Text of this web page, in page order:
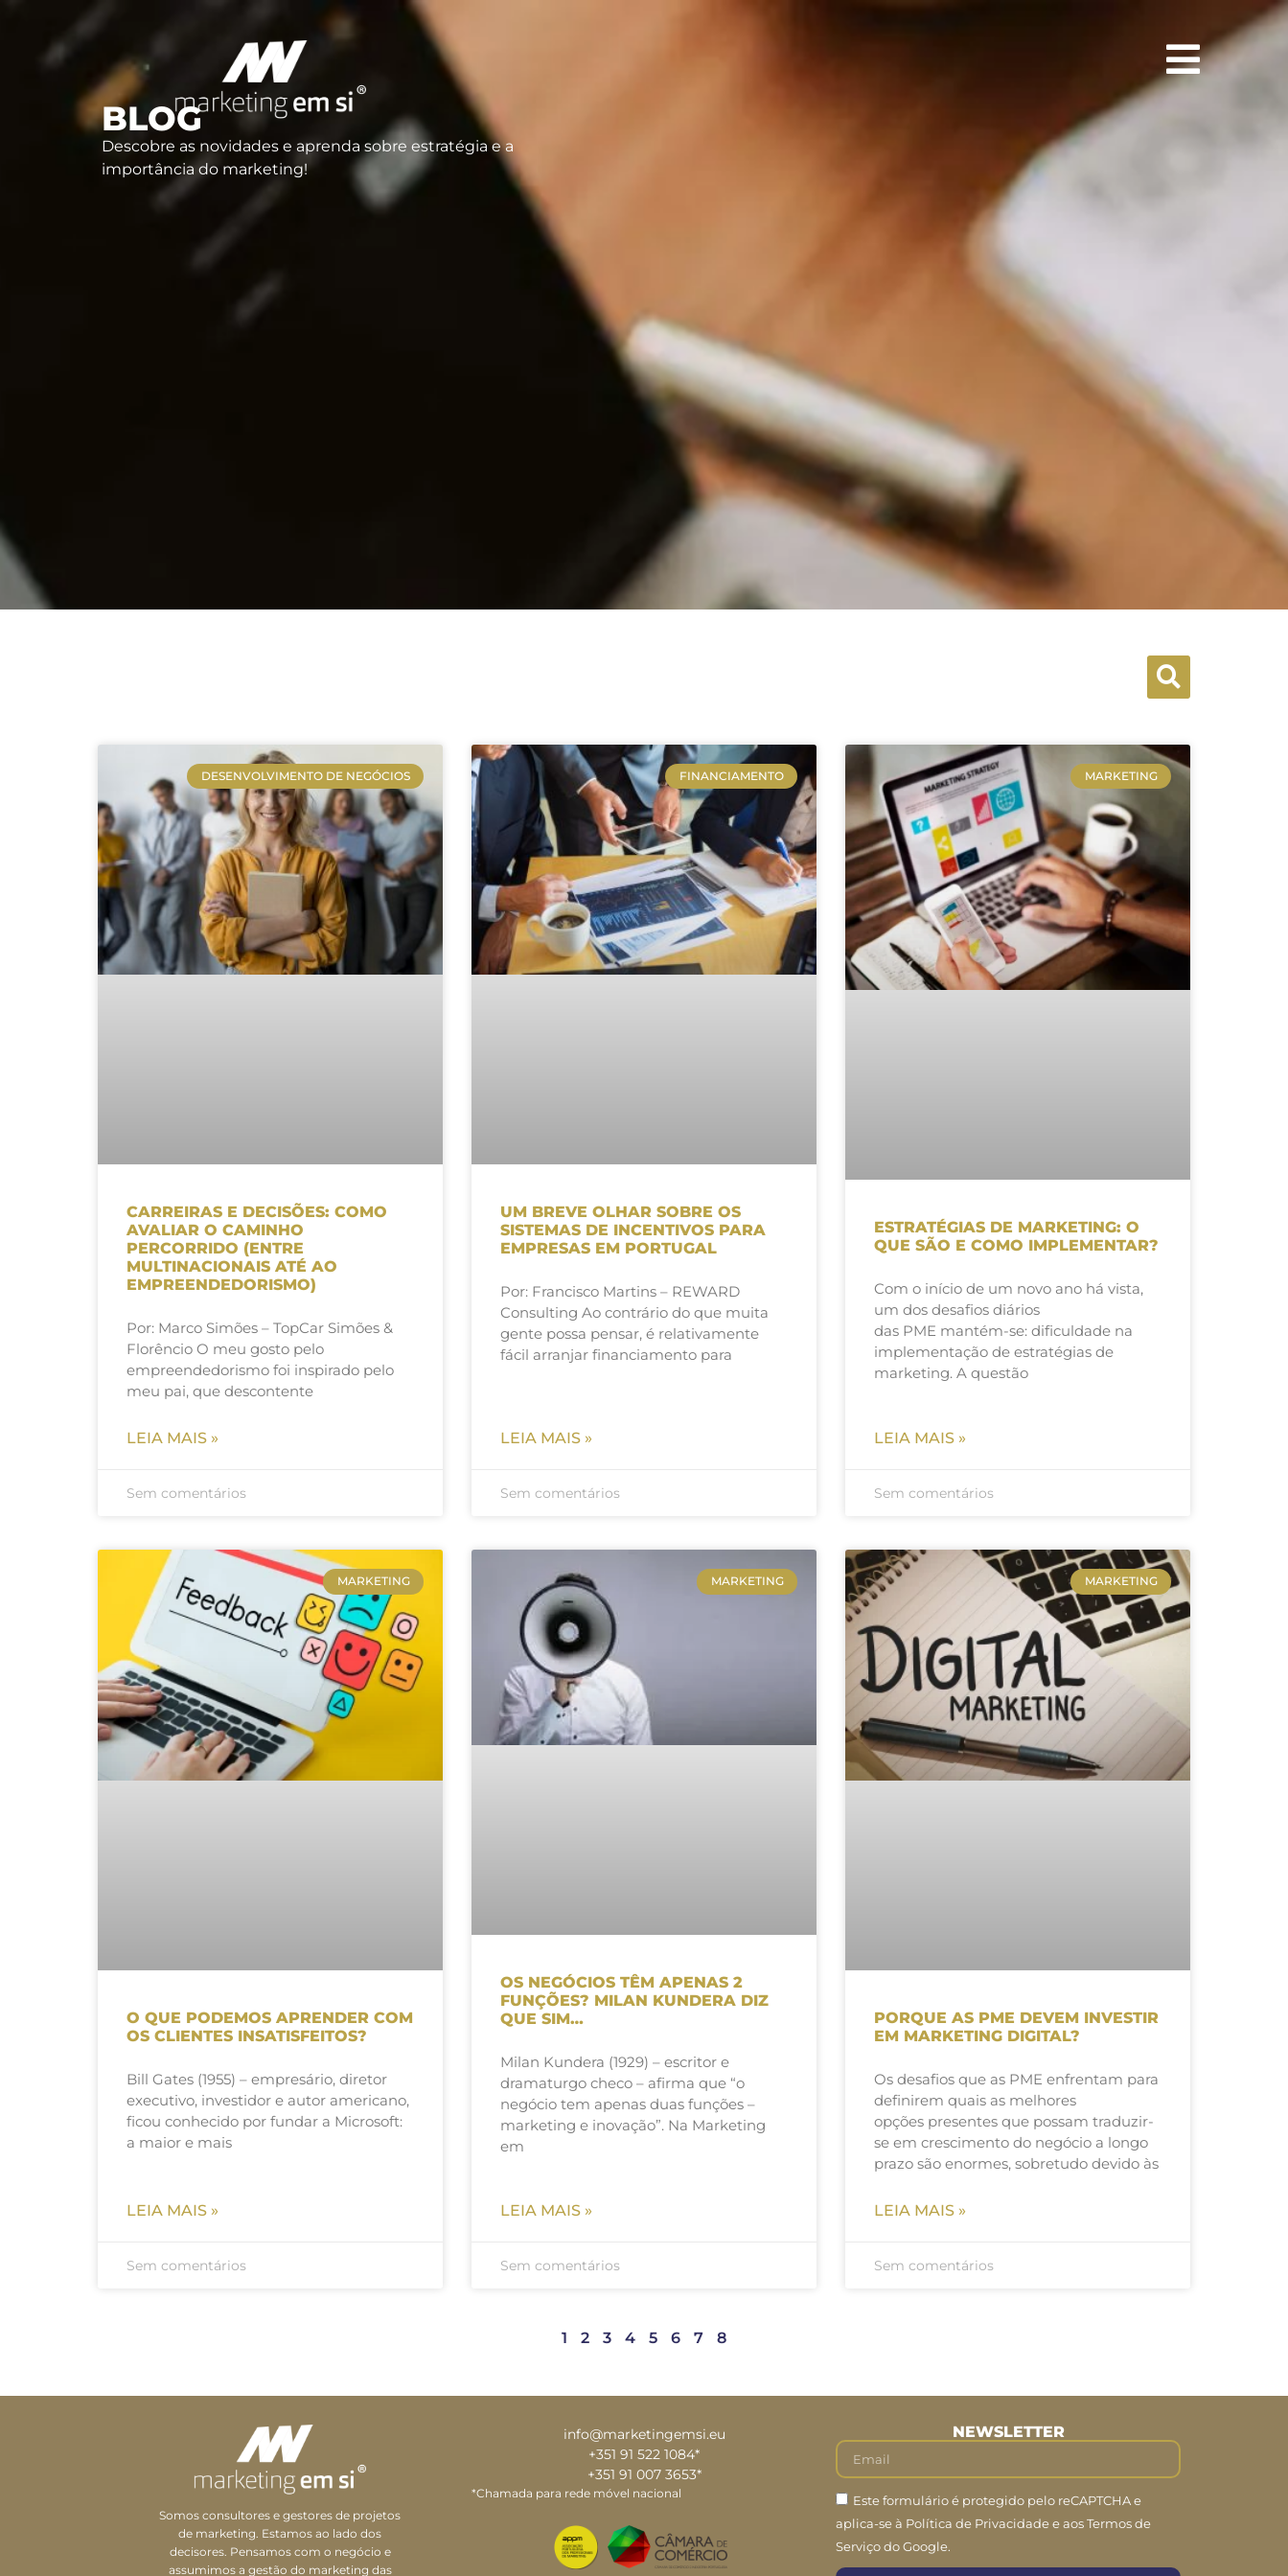
BLOG
Descobre as novidades e aprenda sobre estratégia e a
importância do marketing!
DESENVOLVIMENTO DE NEGÓCIOS
CARREIRAS E DECISÕES: COMO
AVALIAR O CAMINHO
PERCORRIDO (ENTRE
MULTINACIONAIS ATÉ AO
EMPREENDEDORISMO)
Por: Marco Simões – TopCar Simões &
Florêncio O meu gosto pelo
empreendedorismo foi inspirado pelo
meu pai, que descontente
LEIA MAIS »
Sem comentários
FINANCIAMENTO
UM BREVE OLHAR SOBRE OS
SISTEMAS DE INCENTIVOS PARA
EMPRESAS EM PORTUGAL
Por: Francisco Martins – REWARD
Consulting Ao contrário do que muita
gente possa pensar, é relativamente
fácil arranjar financiamento para
LEIA MAIS »
Sem comentários
MARKETING
ESTRATÉGIAS DE MARKETING: O
QUE SÃO E COMO IMPLEMENTAR?
Com o início de um novo ano há vista,
um dos desafios diários
das PME mantém-se: dificuldade na
implementação de estratégias de
marketing. A questão
LEIA MAIS »
Sem comentários
MARKETING
O QUE PODEMOS APRENDER COM
OS CLIENTES INSATISFEITOS?
Bill Gates (1955) – empresário, diretor
executivo, investidor e autor americano,
ficou conhecido por fundar a Microsoft:
a maior e mais
LEIA MAIS »
Sem comentários
MARKETING
OS NEGÓCIOS TÊM APENAS 2
FUNÇÕES? MILAN KUNDERA DIZ
QUE SIM…
Milan Kundera (1929) – escritor e
dramaturgo checo – afirma que “o
negócio tem apenas duas funções –
marketing e inovação”. Na Marketing
em
LEIA MAIS »
Sem comentários
MARKETING
PORQUE AS PME DEVEM INVESTIR
EM MARKETING DIGITAL?
Os desafios que as PME enfrentam para
definirem quais as melhores
opções presentes que possam traduzir-
se em crescimento do negócio a longo
prazo são enormes, sobretudo devido às
LEIA MAIS »
Sem comentários
1 2 3 4 5 6 7 8
Somos consultores e gestores de projetos
de marketing. Estamos ao lado dos
decisores. Pensamos com o negócio e
assumimos a gestão do marketing das
info@marketingemsi.eu
+351 91 522 1084*
+351 91 007 3653*
*Chamada para rede móvel nacional
NEWSLETTER
Este formulário é protegido pelo reCAPTCHA e
aplica-se à Política de Privacidade e aos Termos de
Serviço do Google.